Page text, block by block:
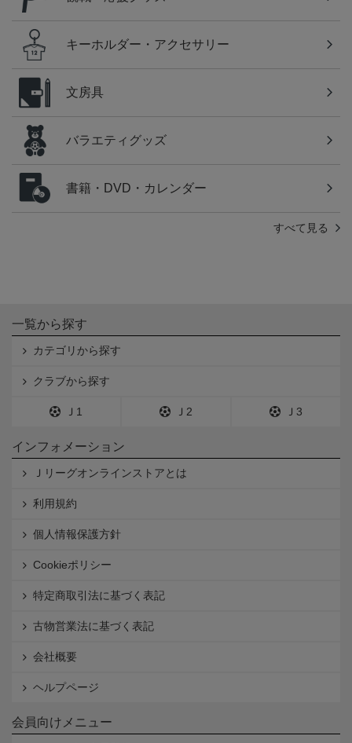
キーホルダー・アクセサリー
文房具
バラエティグッズ
書籍・DVD・カレンダー
すべて見る
一覧から探す
カテゴリから探す
クラブから探す
Ｊ1 Ｊ2 Ｊ3
インフォメーション
Ｊリーグオンラインストアとは
利用規約
個人情報保護方針
Cookieポリシー
特定商取引法に基づく表記
古物営業法に基づく表記
会社概要
ヘルプページ
会員向けメニュー